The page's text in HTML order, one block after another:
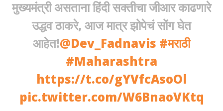
मुख्यमंत्री असताना हिंदी सक्तीचा जीआर काढणारे
उद्धव ठाकरे, आज मात्र झोपेचं सोंग घेत
आहेत!@Dev_Fadnavis #मराठी
#Maharashtra
https://t.co/gYVfcAsoOl
pic.twitter.com/W6BnaoVKtq